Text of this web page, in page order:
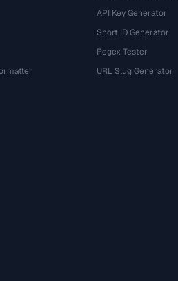
API Key Generator
Short ID Generator
Regex Tester
URL Slug Generator